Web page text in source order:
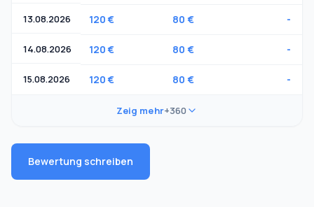
13.08.2026 120 € 80 € -
14.08.2026 120 € 80 € -
15.08.2026 120 € 80 € -
Zeig mehr+360
Bewertung schreiben